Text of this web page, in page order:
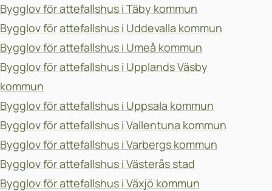
Bygglov för attefallshus i Täby kommun
Bygglov för attefallshus i Uddevalla kommun
Bygglov för attefallshus i Umeå kommun
Bygglov för attefallshus i Upplands Väsby
kommun
Bygglov för attefallshus i Uppsala kommun
Bygglov för attefallshus i Vallentuna kommun
Bygglov för attefallshus i Varbergs kommun
Bygglov för attefallshus i Västerås stad
Bygglov för attefallshus i Växjö kommun